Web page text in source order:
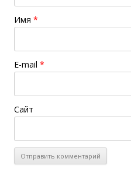
Имя *
E-mail *
Сайт